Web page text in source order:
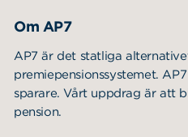
Om AP7
AP7 är det statliga
premiepensionssystemet.
sparare. Vårt uppdrag är att
pension.